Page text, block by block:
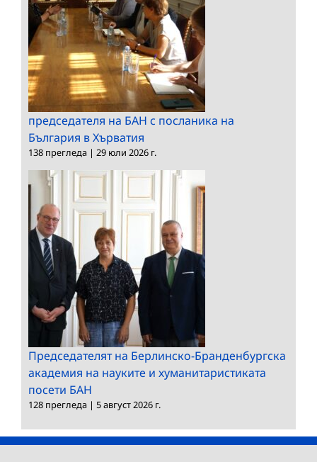
председателя на БАН с посланика на
България в Хърватия
138 прегледа | 29 юли 2026 г.
Председателят на Берлинско-Бранденбургска
академия на науките и хуманитаристиката
посети БАН
128 прегледа | 5 август 2026 г.